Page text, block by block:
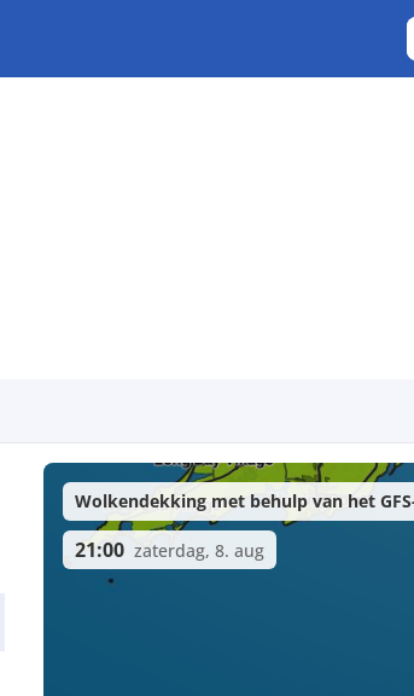
Wolkendekking met behulp van het
21:00 zaterdag, 8. aug